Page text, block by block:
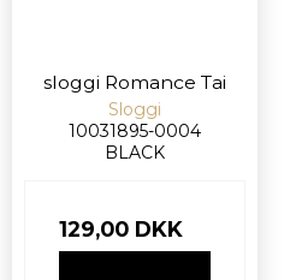
sloggi Romance Tai
Sloggi
10031895-0004
BLACK
129,00 DKK